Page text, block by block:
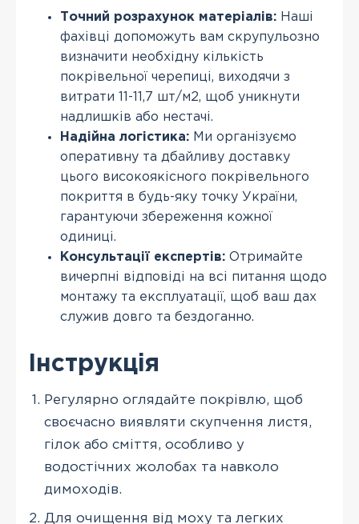
Точний розрахунок матеріалів: Наші
фахівці допоможуть вам скрупульозно
визначити необхідну кількість
покрівельної черепиці, виходячи з
витрати 11-11,7 шт/м2, щоб уникнути
надлишків або нестачі.
Надійна логістика: Ми організуємо
оперативну та дбайливу доставку
цього високоякісного покрівельного
покриття в будь-яку точку України,
гарантуючи збереження кожної
одиниці.
Консультації експертів: Отримайте
вичерпні відповіді на всі питання щодо
монтажу та експлуатації, щоб ваш дах
служив довго та бездоганно.
Інструкція
Регулярно оглядайте покрівлю, щоб
своєчасно виявляти скупчення листя,
гілок або сміття, особливо у
водостічних жолобах та навколо
димоходів.
Для очищення від моху та легких